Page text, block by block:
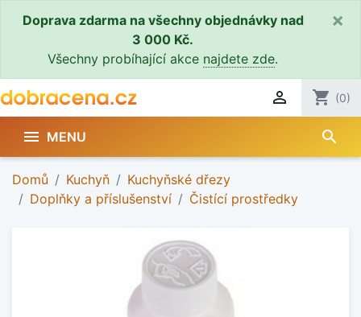
Doprava zdarma na všechny objednávky nad
3 000 Kč.
Všechny probíhající akce najdete zde.
×
 shopping_cart (0)
 MENU search
Domů Kuchyň
Kuchyňské dřezy
Doplňky a příslušenství
Čistící prostředky